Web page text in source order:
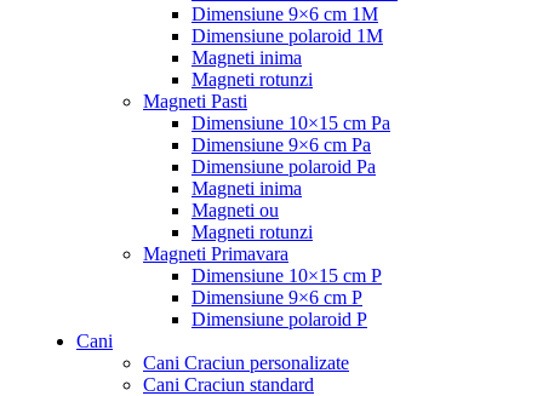
Dimensiune 9×6 cm 1M
Dimensiune polaroid 1M
Magneti inima
Magneti rotunzi
Magneti Pasti
Dimensiune 10×15 cm Pa
Dimensiune 9×6 cm Pa
Dimensiune polaroid Pa
Magneti inima
Magneti ou
Magneti rotunzi
Magneti Primavara
Dimensiune 10×15 cm P
Dimensiune 9×6 cm P
Dimensiune polaroid P
Cani
Cani Craciun personalizate
Cani Craciun standard